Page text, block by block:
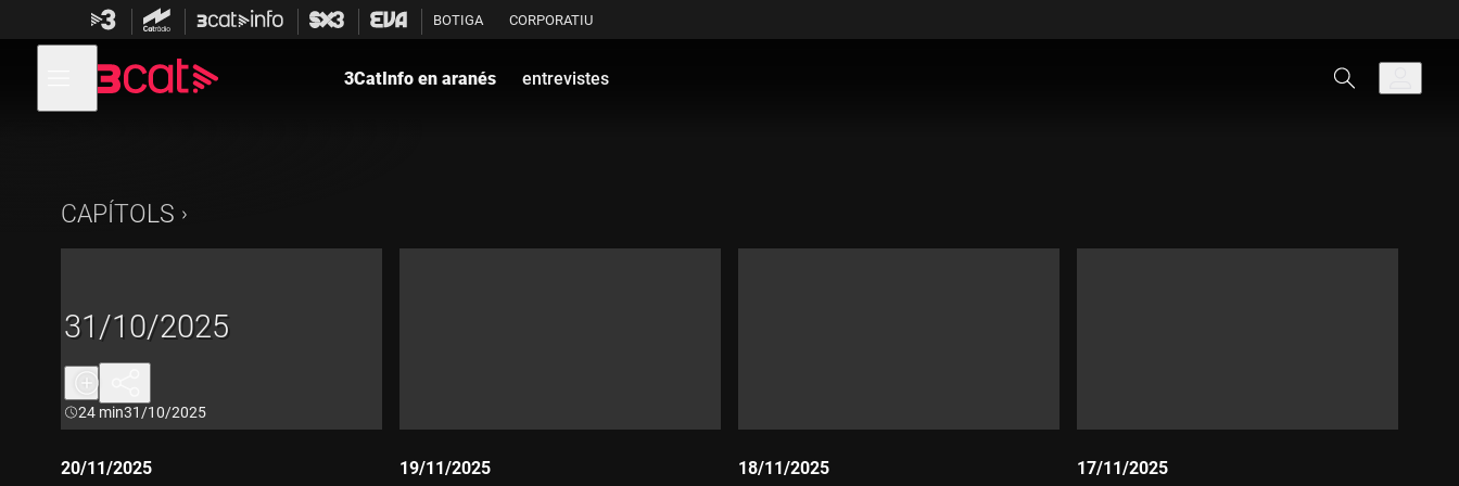
contingut
BOTIGA CORPORATIU
menú
de
3CatInfo en aranés entrevistes
31/10/2025
Durada:
24 min31/10/2025
CAPÍTOLS
20/11/2025 19/11/2025 18/11/2025 17/11/2025